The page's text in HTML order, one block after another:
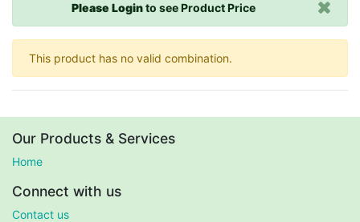
Please Loginto see Product Price
This product has no valid combination.
Our Products & Services
Home
Connect with us
Contact us